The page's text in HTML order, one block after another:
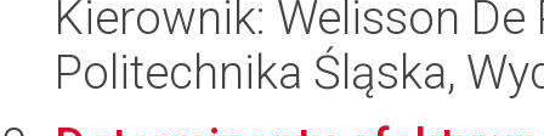
Kierownik: Welisson De
Politechnika Śląska,